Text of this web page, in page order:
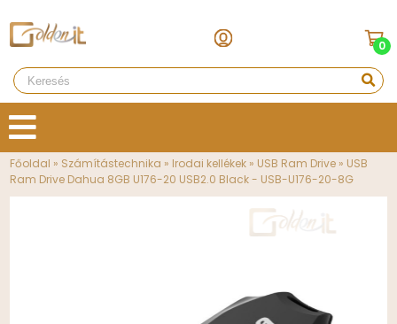
0
Főoldal » Számítástechnika » Irodai kellékek » USB Ram Drive » USB
Ram Drive Dahua 8GB U176-20 USB2.0 Black - USB-U176-20-8G